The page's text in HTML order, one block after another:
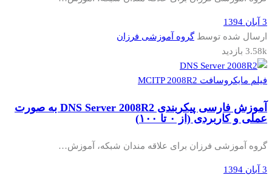
3 آبان 1394
ارسال شده توسطگروه آموزشی فرزان
3.58k بازدید
فیلم مایکروسافت MCITP 2008R2
آموزش فارسی پیکربندی DNS Server 2008R2 به صورت
عملی و کاربردی (از ۰ تا ۱۰۰)
گروه آموزشی فرزان برای علاقه مندان شبکه، آموزش…
3 آبان 1394